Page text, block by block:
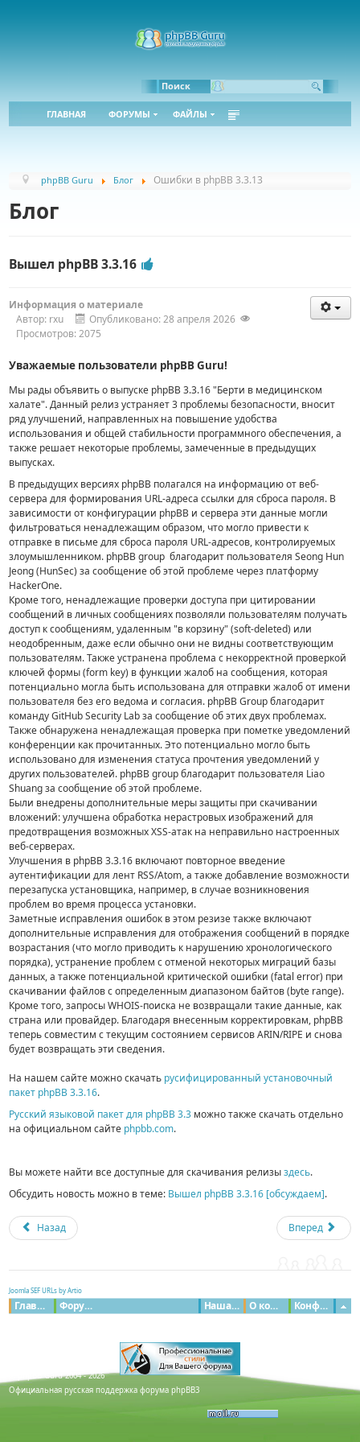
Поиск
ГЛАВНАЯ ФОРУМЫ ФАЙЛЫ
phpBB Guru Блог Ошибки в phpBB 3.3.13
Блог
Вышел phpBB 3.3.16
Информация о материале
Автор: rxu
Опубликовано: 28 апреля 2026
Просмотров: 2075
Уважаемые пользователи phpBB Guru!
Мы рады объявить о выпуске phpBB 3.3.16 "Берти в медицинском
халате".Данный релиз устраняет 3 проблемы безопасности, вносит
ряд улучшений, направленных на повышение удобства
использования и общей стабильности программного обеспечения, а
также решает некоторые проблемы, замеченные в предыдущих
выпусках.
В предыдущих версиях phpBB полагался на информацию от веб-
сервера для формирования URL-адреса ссылки для сброса пароля. В
зависимости от конфигурации phpBB и сервера эти данные могли
фильтроваться ненадлежащим образом, что могло привести к
отправке в письме для сброса пароля URL-адресов, контролируемых
злоумышленником. phpBB group благодарит пользователя Seong Hun
Jeong (HunSec) за сообщение об этой проблеме через платформу
HackerOne.
Кроме того, ненадлежащие проверки доступа при цитировании
сообщений в личных сообщениях позволяли пользователям получать
доступ к сообщениям, удаленным "в корзину" (soft-deleted) или
неодобренным, даже если обычно они не видны соответствующим
пользователям. Также устранена проблема с некорректной проверкой
ключей формы (form key) в функции жалоб на сообщения, которая
потенциально могла быть использована для отправки жалоб от имени
пользователя без его ведома и согласия. phpBB Group благодарит
команду GitHub Security Lab за сообщение об этих двух проблемах.
Также обнаружена ненадлежащая проверка при пометке уведомлений
конференции как прочитанных. Это потенциально могло быть
использовано для изменения статуса прочтения уведомлений у
других пользователей. phpBB group благодарит пользователя Liao
Shuang за сообщение об этой проблеме.
Были внедрены дополнительные меры защиты при скачивании
вложений: улучшена обработка нерастровых изображений для
предотвращения возможных XSS-атак на неправильно настроенных
веб-серверах.
Улучшения в phpBB 3.3.16 включают повторное введение
аутентификации для лент RSS/Atom, а также добавление возможности
перезапуска установщика, например, в случае возникновения
проблем во время процесса установки.
Заметные исправления ошибок в этом резизе также включают
дополнительные исправления для отображения сообщений в порядке
возрастания (что могло приводить к нарушению хронологического
порядка), устранение проблем с отменой некоторых миграций базы
данных, а также потенциальной критической ошибки (fatal error) при
скачивании файлов с определенным диапазоном байтов (byte range).
Кроме того, запросы WHOIS-поиска не возвращали такие данные, как
страна или провайдер. Благодаря внесенным корректировкам, phpBB
теперь совместим с текущим состоянием сервисов ARIN/RIPE и снова
будет возвращать эти сведения.
На нашем сайте можно скачать русифицированный установочный
пакет phpBB 3.3.16.
Русский языковой пакет для phpBB 3.3 можно также скачать отдельно
на официальном сайте phpbb.com.
Вы можете найти все доступные для скачивания релизыздесь.
Обсудить новость можно в теме: Вышел phpBB 3.3.16 [обсуждаем].
Назад Вперед
Joomla SEF URLs by Artio
Главная Форумы Конфиденциальность
О команде
Наша команда
© phpBB Guru 2004 - 2026
Официальная русская поддержка форума phpBB3